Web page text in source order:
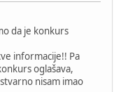
da je konkurs
informacije!! Pa
oglašava,
nisam imao